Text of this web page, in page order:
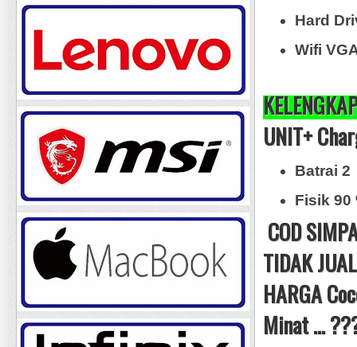
Hard
Wifi
UNIT+
Batrai 2
Fisik
COD
TIDAK
HARGA
Minat ...